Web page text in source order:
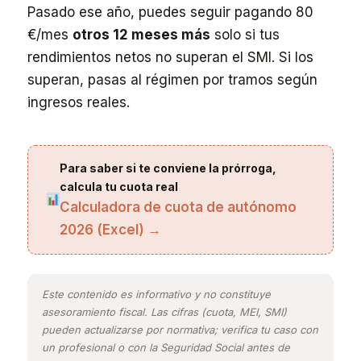
Pasado ese año, puedes seguir pagando 80
€/mes otros 12 meses más solo si tus
rendimientos netos no superan el SMI. Si los
superan, pasas al régimen por tramos según
ingresos reales.
Para saber si te conviene la prórroga,
calcula tu cuota real
Calculadora de cuota de autónomo
2026 (Excel) →
Este contenido es informativo y no constituye
asesoramiento fiscal. Las cifras (cuota, MEI, SMI)
pueden actualizarse por normativa; verifica tu caso con
un profesional o con la Seguridad Social antes de